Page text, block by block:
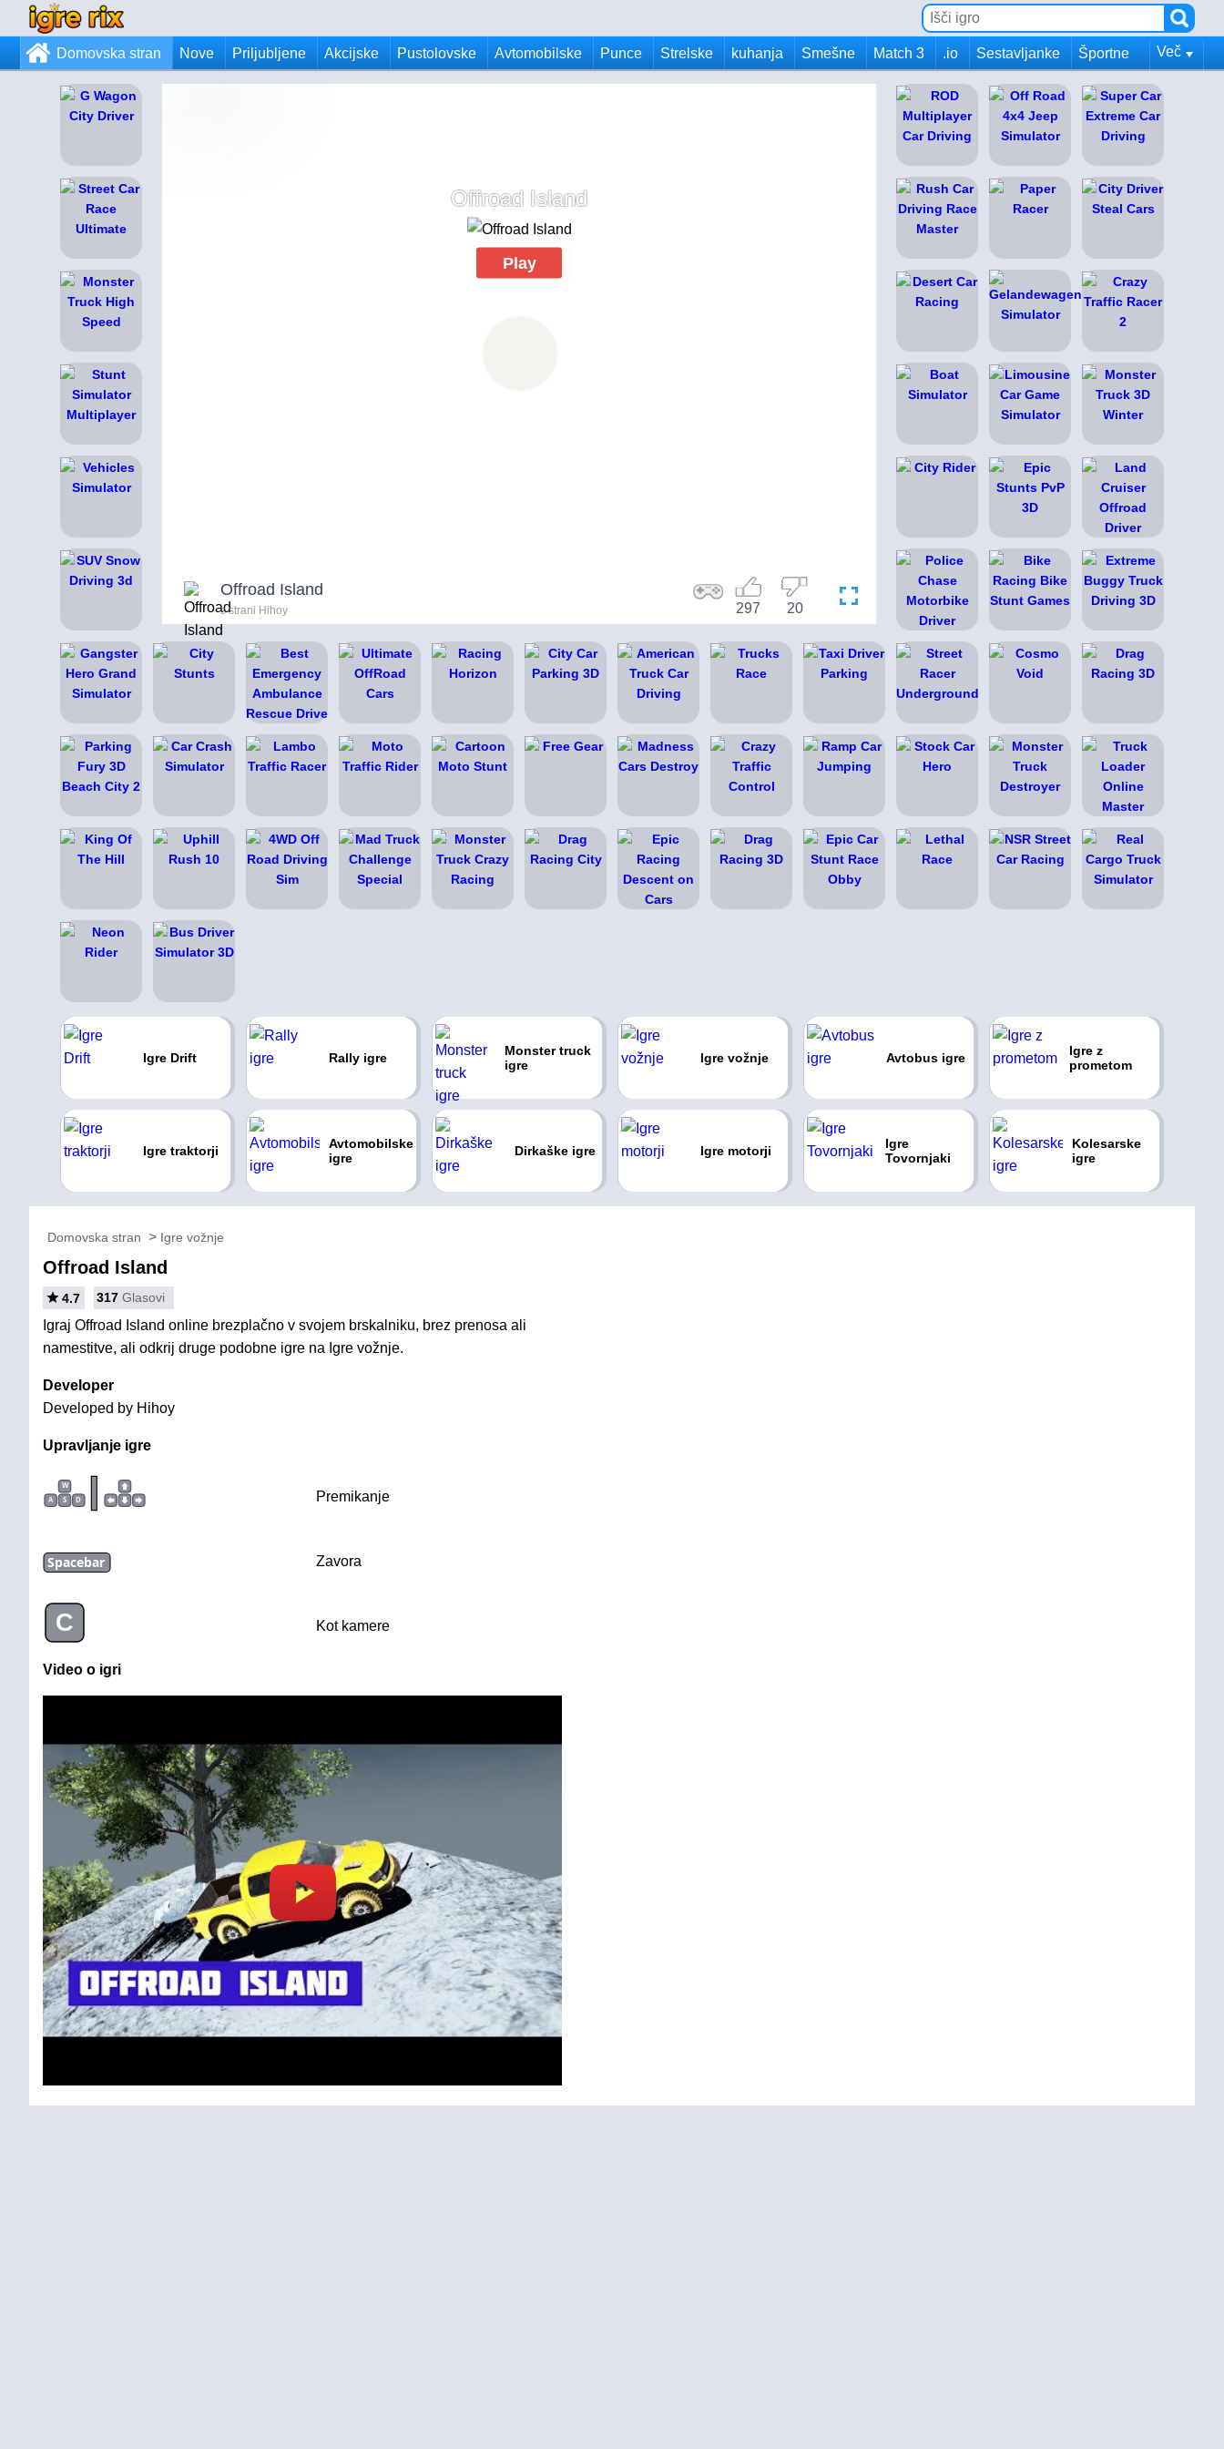
Domovska stran Nove Priljubljene Akcijske Pustolovske Avtomobilske Punce Strelske kuhanja Smešne Match 3 .io Sestavljanke Športne Več
Offroad Island
Play
Offroad Island
s strani Hihoy 20
297
Igre Drift Rally igre
Monster truck
igre
Igre vožnje Avtobus igre
Igre z
prometom
Igre traktorji
Avtomobilske
igre
Dirkaške igre Igre motorji
Igre
Tovornjaki
Kolesarske
igre
Domovska stran Igre vožnje
Offroad Island
4.7 317 Glasovi
Igraj Offroad Island online brezplačno v svojem brskalniku, brez prenosa ali
namestitve, ali odkrij druge podobne igre na Igre vožnje.
Developer
Developed by Hihoy
Upravljanje igre
W
A
S D | Premikanje
Spacebar Zavora
C Kot kamere
Video o igri